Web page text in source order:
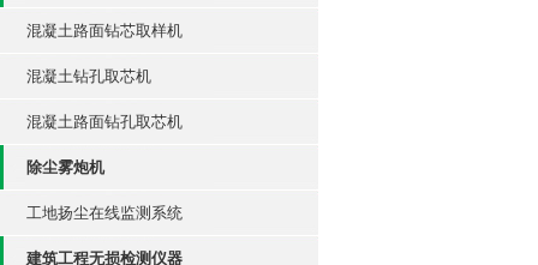
混凝土路面钻芯取样机
混凝土钻孔取芯机
混凝土路面钻孔取芯机
除尘雾炮机
工地扬尘在线监测系统
建筑工程无损检测仪器